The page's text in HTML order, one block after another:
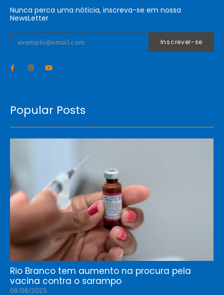
Nunca perca uma nóticia, inscreva-se em nossa
NewsLetter
Inscrever-se
Popular Posts
Rio Branco tem aumento na procura pela
vacina contra o sarampo
08/08/2025